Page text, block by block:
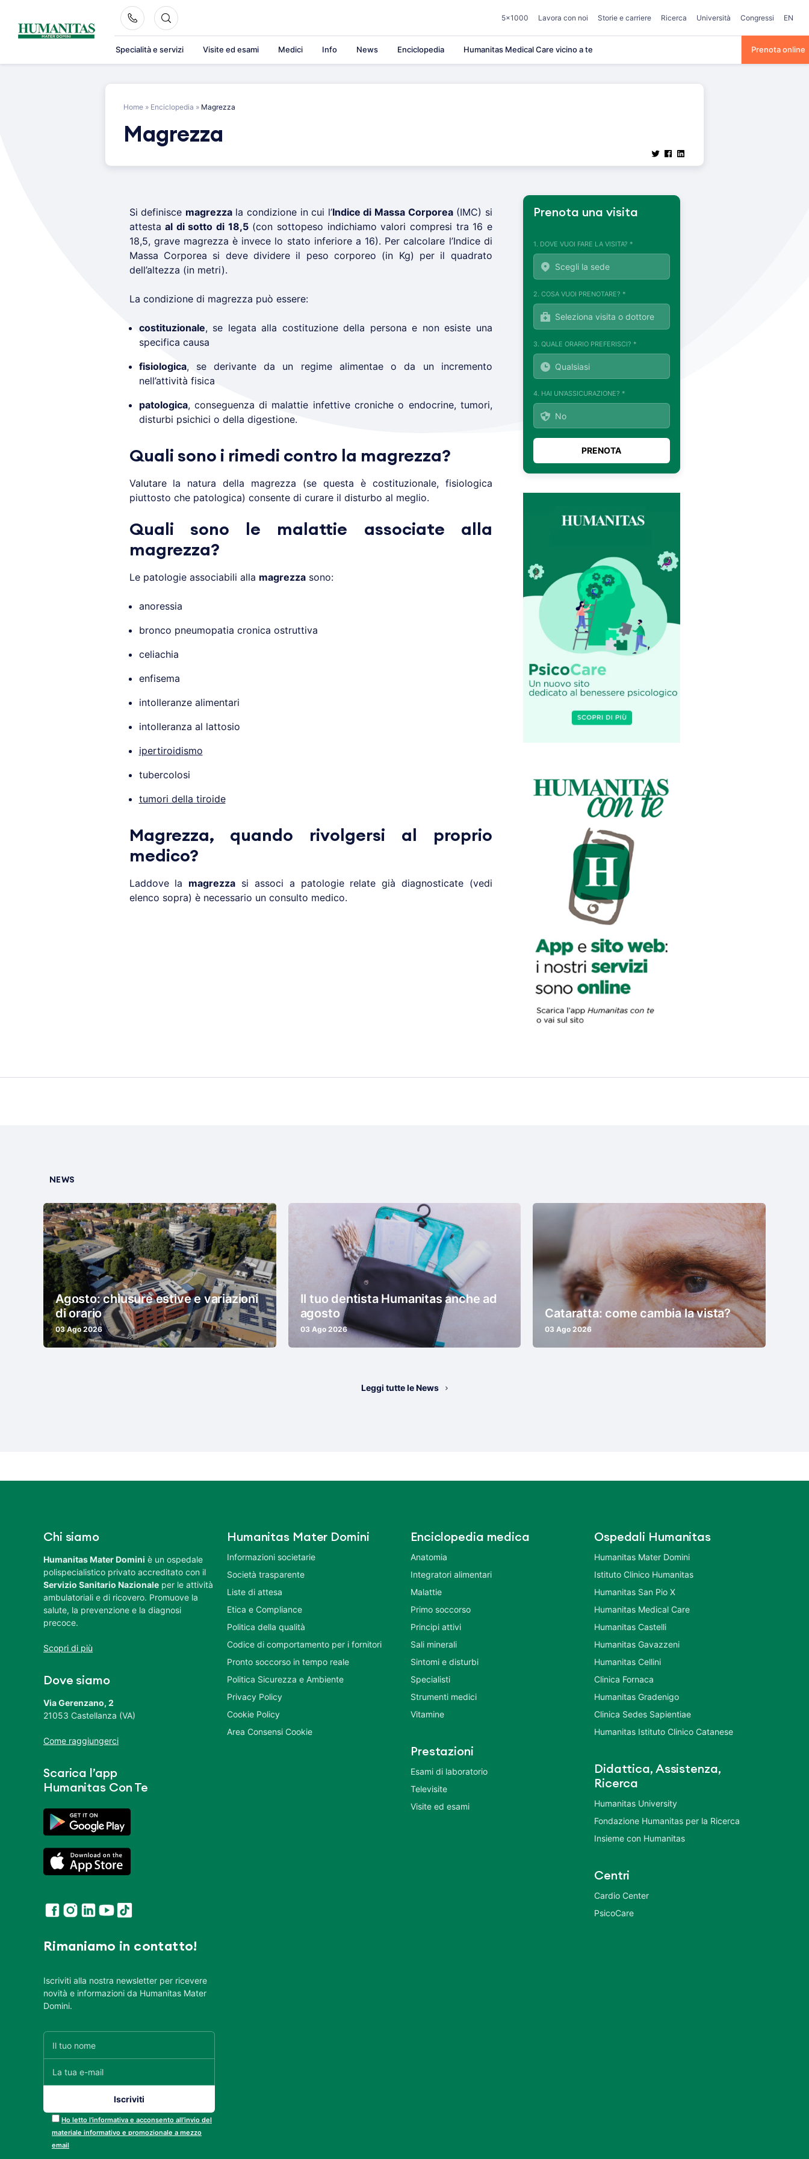
content
5×1000 Lavora con noi Storie e carriere Ricerca Università Congressi EN
Specialità e servizi Visite ed esami Medici Info News Enciclopedia Humanitas Medical Care vicino a te Prenota online
Home » Enciclopedia » Magrezza
Magrezza
Si definisce magrezzala condizione in cui l’Indice di Massa Corporea(IMC) si
attestaal di sotto di 18,5(con sottopeso indichiamo valori compresi tra 16 e
18,5, grave magrezza è invece lo stato inferiore a 16). Per calcolare l’Indice di
Massa Corporea si deve dividere il peso corporeo (in Kg) per il quadrato
dell’altezza (in metri).
La condizione di magrezza può essere:
costituzionale, se legata alla costituzione della persona e non esiste una
specifica causa
fisiologica, se derivante da un regime alimentae o da un incremento
nell’attività fisica
patologica, conseguenza di malattie infettive croniche o endocrine, tumori,
disturbi psichici o della digestione.
Quali sono i rimedi contro la magrezza?
Valutare la natura della magrezza (se questa è costituzionale, fisiologica
piuttosto che patologica) consente di curare il disturbo al meglio.
Quali sono le malattie associate alla
magrezza?
Le patologie associabili alla magrezzasono:
anoressia
bronco pneumopatia cronica ostruttiva
celiachia
enfisema
intolleranze alimentari
intolleranza al lattosio
ipertiroidismo
tubercolosi
tumori della tiroide
Magrezza, quando rivolgersi al proprio
medico?
Laddove la magrezza si associ a patologie relate già diagnosticate (vedi
elenco sopra) è necessario un consulto medico.
Prenota una visita
1. DOVE VUOI FARE LA VISITA? *
2. COSA VUOI PRENOTARE? *
3. QUALE ORARIO PREFERISCI? *
4. HAI UN'ASSICURAZIONE? *
NEWS
Agosto: chiusure estive e variazioni
di orario
03 Ago 2026
Il tuo dentista Humanitas anche ad
agosto
03 Ago 2026
Cataratta: come cambia la vista?
03 Ago 2026
Leggi tutte le News
Chi siamo
Humanitas Mater Domini è un ospedale
polispecialistico privato accreditato con il
Servizio Sanitario Nazionale per le attività
ambulatoriali e di ricovero. Promuove la
salute, la prevenzione e la diagnosi
precoce.
Scopri di più
Dove siamo
Via Gerenzano, 2
21053 Castellanza (VA)
Come raggiungerci
Scarica l’app
Humanitas Con Te
Rimaniamo in contatto!
Iscriviti alla nostra newsletter per ricevere
novità e informazioni da Humanitas Mater
Domini.
Ho letto l’informativa e acconsento all’invio del
materiale informativo e promozionale a mezzo
email
Humanitas Mater Domini
Informazioni societarie
Società trasparente
Liste di attesa
Etica e Compliance
Politica della qualità
Codice di comportamento per i fornitori
Pronto soccorso in tempo reale
Politica Sicurezza e Ambiente
Privacy Policy
Cookie Policy
Area Consensi Cookie
Enciclopedia medica
Anatomia
Integratori alimentari
Malattie
Primo soccorso
Principi attivi
Sali minerali
Sintomi e disturbi
Specialisti
Strumenti medici
Vitamine
Prestazioni
Esami di laboratorio
Televisite
Visite ed esami
Ospedali Humanitas
Humanitas Mater Domini
Istituto Clinico Humanitas
Humanitas San Pio X
Humanitas Medical Care
Humanitas Castelli
Humanitas Gavazzeni
Humanitas Cellini
Clinica Fornaca
Humanitas Gradenigo
Clinica Sedes Sapientiae
Humanitas Istituto Clinico Catanese
Didattica, Assistenza,
Ricerca
Humanitas University
Fondazione Humanitas per la Ricerca
Insieme con Humanitas
Centri
Cardio Center
PsicoCare